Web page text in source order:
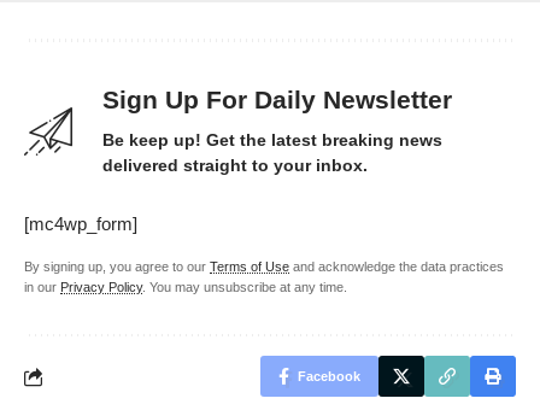
Sign Up For Daily Newsletter
Be keep up! Get the latest breaking news
delivered straight to your inbox.
[mc4wp_form]
By signing up, you agree to our Terms of Use and acknowledge the data practices
in our Privacy Policy. You may unsubscribe at any time.
Facebook